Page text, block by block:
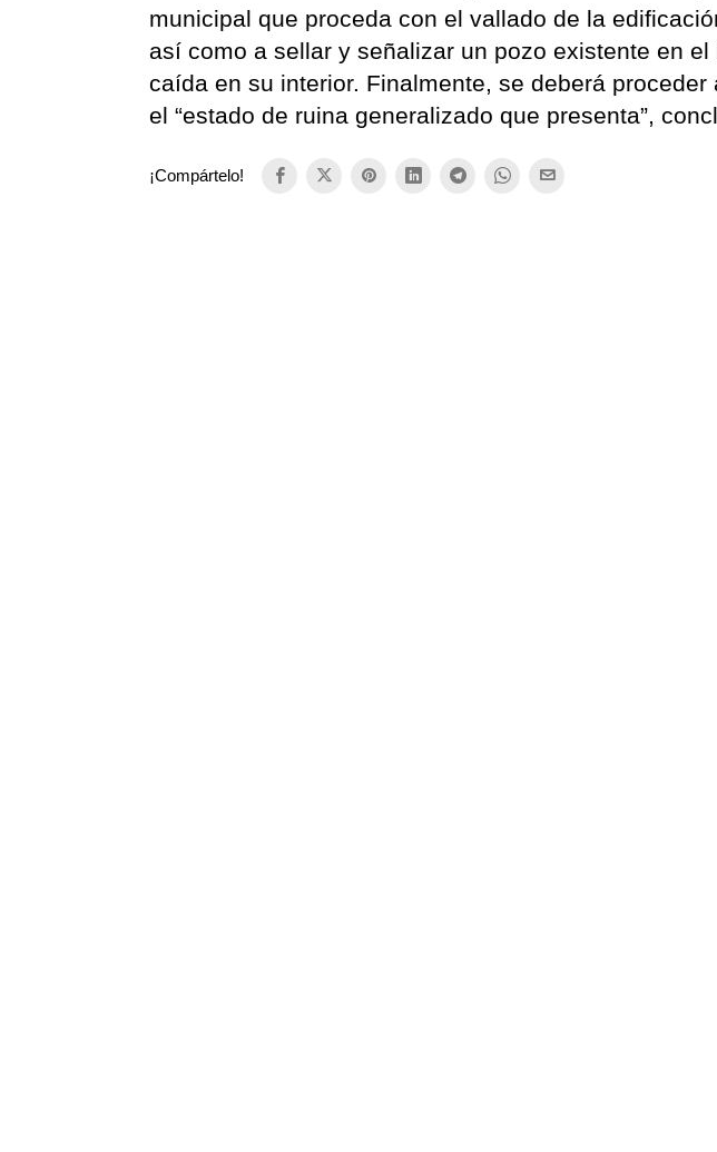
municipal que proceda con el vallado de la
así como a sellar y señalizar un pozo existente en
caída en su interior. Finalmente, se deberá
el “estado de ruina generalizado que presenta”,
¡Compártelo!